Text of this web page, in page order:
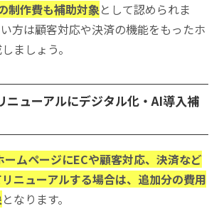
制作費も補助対象として認められま
方は顧客対応や決済の機能をもったホ
ましょう。
ニューアルにデジタル化・AI導入補
ームページにECや顧客対応、決済など
ニューアルする場合は、追加分の費用
となります。